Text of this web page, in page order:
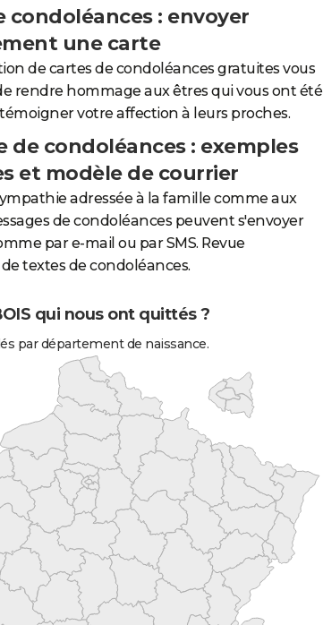
condoléances : envoyer
une carte
de cartes de condoléances gratuites vous
rendre hommage aux êtres qui vous ont été
votre affection à leurs proches.
de condoléances : exemples
et modèle de courrier
adressée à la famille comme aux
de condoléances peuvent s'envoyer
par e-mail ou par SMS. Revue
textes de condoléances.
qui nous ont quittés ?
par département de naissance.